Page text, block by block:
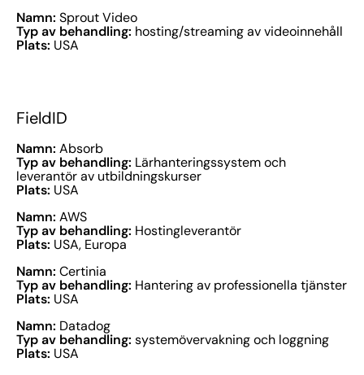
Namn: Sprout Video
Typ av behandling: hosting/streaming av videoinnehåll
Plats: USA
FieldID
Namn: Absorb
Typ av behandling: Lärhanteringssystem och
leverantör av utbildningskurser
Plats: USA
Namn: AWS
Typ av behandling: Hostingleverantör
Plats: USA, Europa
Namn: Certinia
Typ av behandling: Hantering av professionella tjänster
Plats: USA
Namn: Datadog
Typ av behandling: systemövervakning och loggning
Plats: USA